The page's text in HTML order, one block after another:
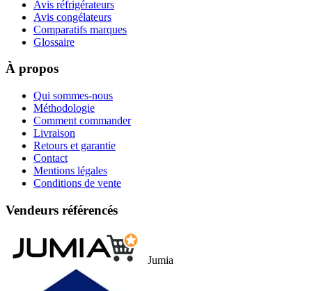
Avis réfrigérateurs
Avis congélateurs
Comparatifs marques
Glossaire
À propos
Qui sommes-nous
Méthodologie
Comment commander
Livraison
Retours et garantie
Contact
Mentions légales
Conditions de vente
Vendeurs référencés
Jumia